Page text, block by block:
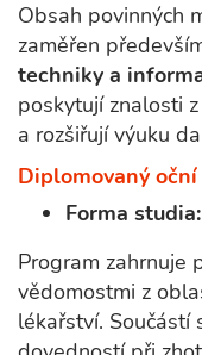
Obsah povinných
zaměřen
techniky a
poskytují znalosti
a rozšiřují výuku
Diplomovaný
Forma
Program zahrnuje
vědomostmi z
lékařství. Součástí